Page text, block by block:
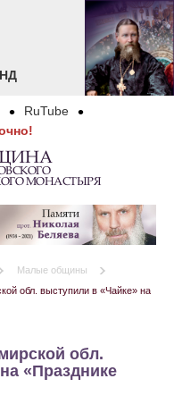
RuTube
МОНАСТЫРЯ
Малые общины
обл. выступили в «Чайке» на
обл.
«Празднике